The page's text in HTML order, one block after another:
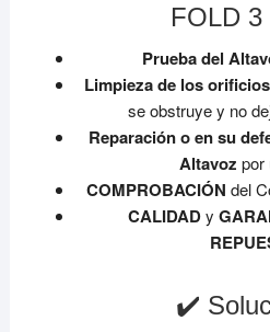
FOLD 3
Prueba del
Limpieza de los
se obstruye y no
Reparación o en su
Altavoz por
COMPROBACIÓNdel
CALIDADy
✔️